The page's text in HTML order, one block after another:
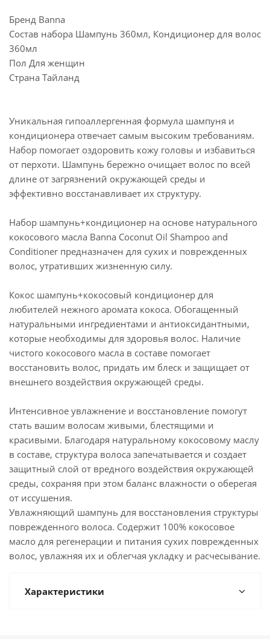
Бренд Banna
Состав набора Шампунь 360мл, Кондиционер для волос
360мл
Пол Для женщин
Страна Тайланд
Уникальная гипоаллергенная формула шампуня и
кондиционера отвечает самым высоким требованиям.
Набор помогает оздоровить кожу головы и избавиться
от перхоти. Шампунь бережно очищает волос по всей
длине от загрязнений окружающей среды и
эффективно восстанавливает их структуру.
Набор шампунь+кондиционер на основе натурального
кокосового масла Banna Coconut Oil Shampoo and
Conditioner предназначен для сухих и поврежденных
волос, утративших жизненную силу.
Кокос шампунь+кокосовый кондиционер для
любителей нежного аромата кокоса. Обогащенный
натуральными ингредиентами и антиоксидантными,
которые необходимы для здоровья волос. Наличие
чистого кокосового масла в составе помогает
восстановить волос, придать им блеск и защищает от
внешнего воздействия окружающей среды.
Интенсивное увлажнение и восстановление помогут
стать вашим волосам живыми, блестящими и
красивыми. Благодаря натуральному кокосовому маслу
в составе, структура волоса запечатывается и создает
защитный слой от вредного воздействия окружающей
среды, сохраняя при этом баланс влажности о оберегая
от иссушения.
Увлажняющий шампунь для восстановления структуры
поврежденного волоса. Содержит 100% кокосовое
масло для регенерации и питания сухих поврежденных
волос, увлажняя их и облегчая укладку и расчесывание.
Характеристики